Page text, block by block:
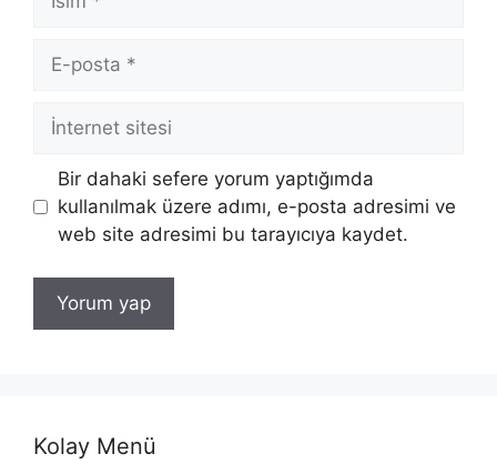
posta
İnternet
Bir dahaki sefere yorum yaptığımda
kullanılmak üzere adımı, e-posta adresimi ve
web site adresimi bu tarayıcıya kaydet.
Kolay Menü